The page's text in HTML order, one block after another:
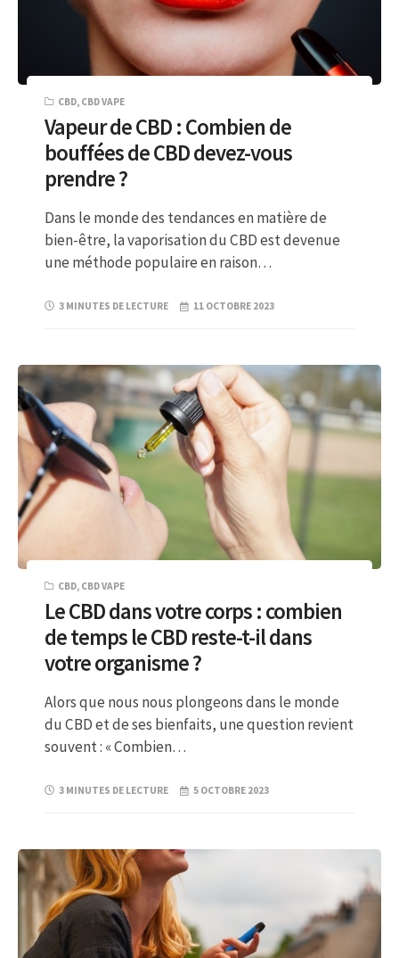
CBD, CBD VAPE
Vapeur de CBD : Combien de
bouffées de CBD devez-vous
prendre ?
Dans le monde des tendances en matière de
bien-être, la vaporisation du CBD est devenue
une méthode populaire en raison…
3 MINUTES DE LECTURE 11 OCTOBRE 2023
CBD, CBD VAPE
Le CBD dans votre corps : combien
de temps le CBD reste-t-il dans
votre organisme ?
Alors que nous nous plongeons dans le monde
du CBD et de ses bienfaits, une question revient
souvent : « Combien…
3 MINUTES DE LECTURE 5 OCTOBRE 2023